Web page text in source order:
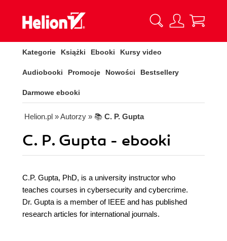
Kategorie Książki Ebooki Kursy video
Audiobooki Promocje Nowości Bestsellery
Darmowe ebooki
Helion.pl » Autorzy » 📚 C. P. Gupta
C. P. Gupta - ebooki
C.P. Gupta, PhD, is a university instructor who
teaches courses in cybersecurity and cybercrime.
Dr. Gupta is a member of IEEE and has published
research articles for international journals.